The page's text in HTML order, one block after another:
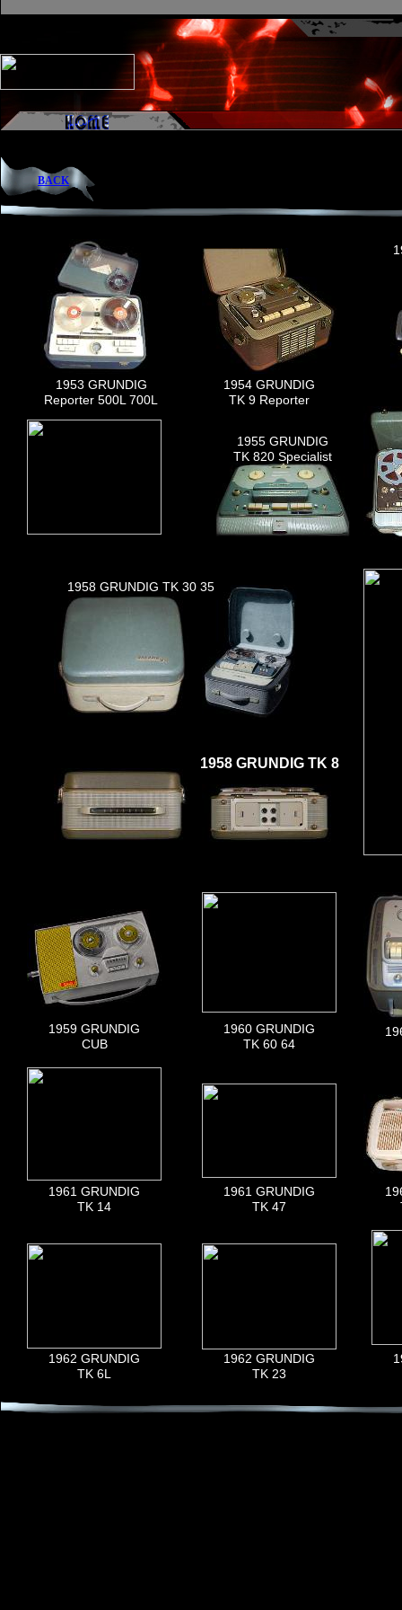
BACK
1955 GRUNDIG
TK 820 Specialist
1953 GRUNDIG
Reporter 500L 700L
1954 GRUNDIG
TK 9 Reporter
1958 GRUNDIG TK 30 35
1958 GRUNDIG TK 8
1959 GRUNDIG
CUB
1962 GRUNDIG
TK 6L
1962 GRUNDIG
TK 23
1960 GRUNDIG
TK 60 64
1961 GRUNDIG
TK 47
1961 GRUNDIG
TK 14